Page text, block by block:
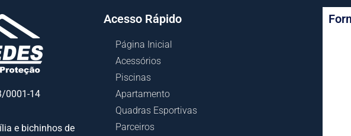
0001-14
e bichinhos de
Acesso Rápido
Página Inicial
Acessórios
Piscinas
Apartamento
Quadras Esportivas
Parceiros